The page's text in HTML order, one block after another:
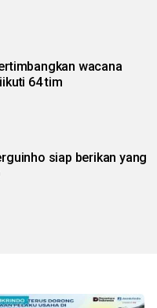
wacana
64 tim
siap berikan yang